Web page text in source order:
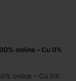
online – Cu 0%
online – Cu 0%